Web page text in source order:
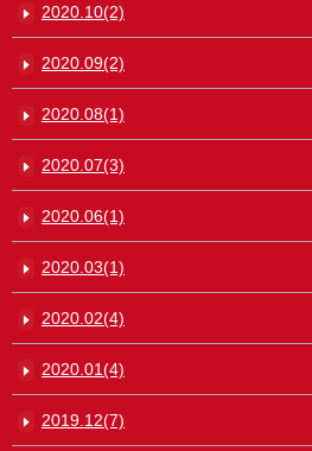
2020.10(2)
2020.09(2)
2020.08(1)
2020.07(3)
2020.06(1)
2020.03(1)
2020.02(4)
2020.01(4)
2019.12(7)